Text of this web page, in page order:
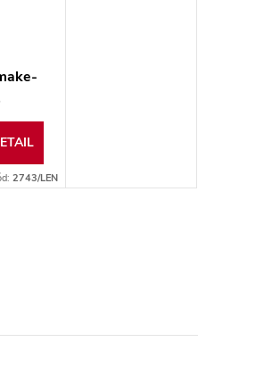
2743/LEN